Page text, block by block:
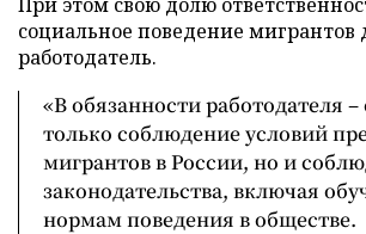
социальное поведение мигрантов
работодатель.
«В обязанности работодателя
только соблюдение условий
мигрантов в России, но и
законодательства, включая
нормам поведения в обществе.